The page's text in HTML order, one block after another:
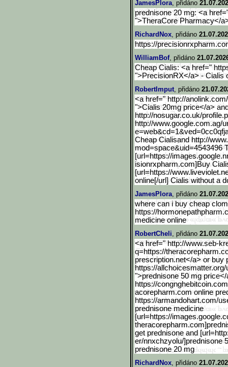
JamesPlora, přidáno
prednisone 20 mg: <a
">TheraCore Pharmacy</
RichardNox, přidáno
https://
WilliamBof, přidáno
Cheap Cialis: <a href="
">PrecisionRX</a> - Cialis
RobertImput, přidáno
<a href=" http://
">Cialis 20mg price</a>
http://nosugar.co.uk/profile.p
http://www.google.com.ag/
Cheap Cialisand http://
mod=space&uid=4543496
[url=https://images.googl
isionrxpharm.com]Buy
[url=https://
online[/url] Cialis without a
JamesPlora, přidáno
where can i buy cheap
https://
medicine online
RobertCheli, přidáno
<a href=" http://www.seb-
q=https://
prescription.net</a> or buy
https://allchoicesmatter.org/
">prednisone 50 mg price</
https://congnghebitcoin.c
acorepharm.com online
https://armandohart.com/
prednisone medicine
[url=https://images.googl
get prednisone and
er/nnxchzyolu/]prednisone
prednisone 20 mg
RichardNox, přidáno